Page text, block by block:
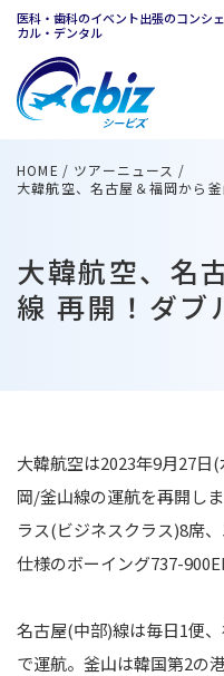
医科・歯科のイベント出張のコンシ
カル・デンタル
HOME
ツアーニュース
大韓航空、名古屋＆福岡から
大韓航空、名
線 再開！ダブ
大韓航空は2023年9月27
岡/釜山線の運航を再開し
ラス(ビジネスクラス)8席
仕様のボーイング737-
名古屋(中部)線は毎日1便
で運航。釜山は韓国第2の